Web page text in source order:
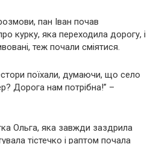
пан Іван почав
курку, яка переходила дорогу, і
теж почали сміятися.
поїхали, думаючи, що село
Дорога нам потрібна!” –
Ольга, яка завжди заздрила
тістечко і раптом почала